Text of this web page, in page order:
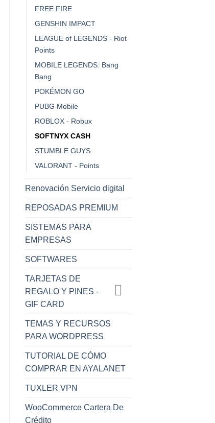
FREE FIRE
GENSHIN IMPACT
LEAGUE of LEGENDS - Riot
Points
MOBILE LEGENDS: Bang
Bang
POKÉMON GO
PUBG Mobile
ROBLOX - Robux
SOFTNYX CASH
STUMBLE GUYS
VALORANT - Points
Renovación Servicio digital
REPOSADAS PREMIUM
SISTEMAS PARA
EMPRESAS
SOFTWARES
TARJETAS DE
REGALO Y PINES -
GIF CARD
TEMAS Y RECURSOS
PARA WORDPRESS
TUTORIAL DE CÓMO
COMPRAR EN AYALANET
TUXLER VPN
WooCommerce Cartera De
Crédito
Softnyx Cash – 2000
Cash – Perú
$7.99